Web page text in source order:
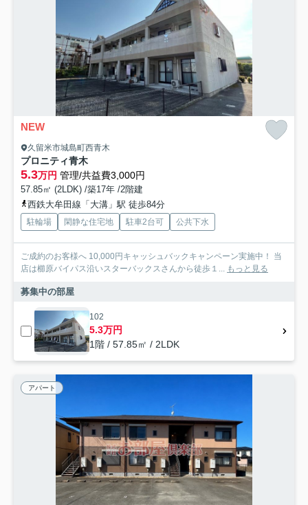
NEW
久留米市城島町西青木
プロニティ青木
5.3万円 管理/共益費3,000円
57.85㎡ (2LDK) /築17年 /2階建
西鉄大牟田線「大溝」駅 徒歩84分
駐輪場 閑静な住宅地 駐車2台可 公共下水
ご成約のお客様へ 10,000円キャッシュバックキャンペーン実施中！ 当
店は櫛原バイパス沿いスターバックスさんから徒歩１... もっと見る
募集中の部屋
102
5.3万円
1階 / 57.85㎡ / 2LDK
アパート